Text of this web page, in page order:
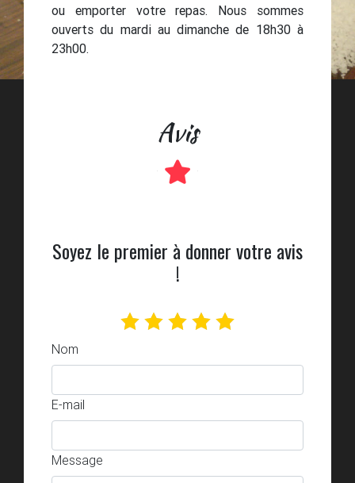
ou emporter votre repas. Nous sommes
ouverts du mardi au dimanche de 18h30 à
23h00.
Avis
Soyez le premier à donner votre avis
!
Nom
E-mail
Message